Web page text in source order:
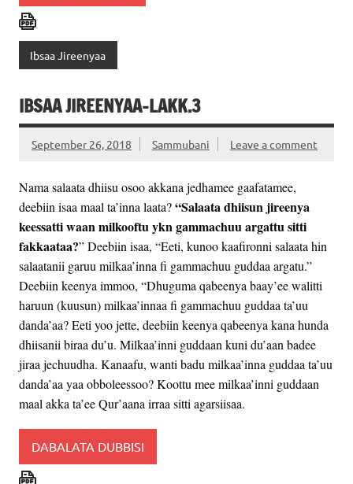
Ibsaa Jireenyaa
IBSAA JIREENYAA-LAKK.3
September 26, 2018 Sammubani Leave a comment
Nama salaata dhiisu osoo akkana jedhamee gaafatamee,
deebiin isaa maal ta’inna laata?“Salaata dhiisun jireenya
keessatti waan milkooftu ykn gammachuu argattu sitti
fakkaataa?” Deebiin isaa, “Eeti, kunoo kaafironni salaata hin
salaatanii garuu milkaa’inna fi gammachuu guddaa argatu.”
Deebiin keenya immoo, “Dhuguma qabeenya baay’ee walitti
haruun (kuusun) milkaa’innaa fi gammachuu guddaa ta’uu
danda’aa? Eeti yoo jette, deebiin keenya qabeenya kana hunda
dhiisanii biraa du’u. Milkaa’inni guddaan kuni du’aan badee
jiraa jechuudha. Kanaafu, wanti badu milkaa’inna guddaa ta’uu
danda’aa yaa obboleessoo? Koottu mee milkaa’inni guddaan
maal akka ta’ee Qur’aana irraa sitti agarsiisaa.
DABALATA DUBBISI